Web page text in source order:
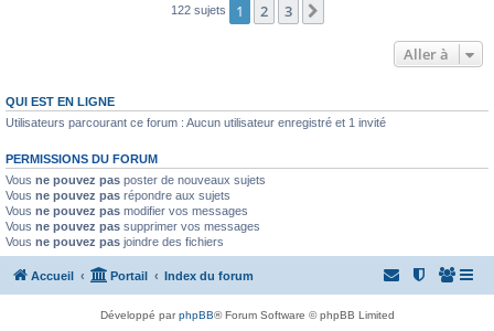
122 sujets 1 2 3
Aller à
QUI EST EN LIGNE
Utilisateurs parcourant ce forum : Aucun utilisateur enregistré et 1 invité
PERMISSIONS DU FORUM
Vous ne pouvez pas poster de nouveaux sujets
Vous ne pouvez pas répondre aux sujets
Vous ne pouvez pas modifier vos messages
Vous ne pouvez pas supprimer vos messages
Vous ne pouvez pas joindre des fichiers
Accueil Portail Index du forum
Développé parphpBB® Forum Software © phpBB Limited